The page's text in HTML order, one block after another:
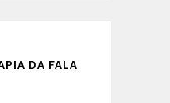
DA FALA